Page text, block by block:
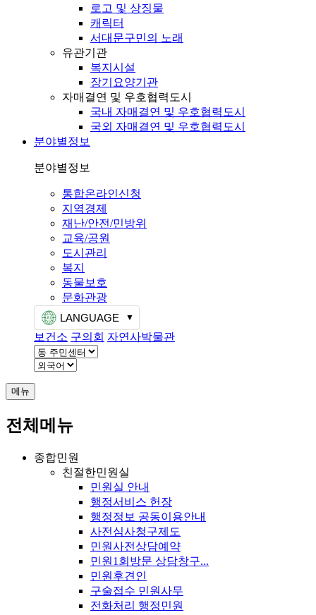
로고 및 상징물
캐릭터
서대문구민의 노래
유관기관
복지시설
장기요양기관
자매결연 및 우호협력도시
국내 자매결연 및 우호협력도시
국외 자매결연 및 우호협력도시
분야별정보
분야별정보
통합온라인신청
지역경제
재난/안전/민방위
교육/공원
도시관리
복지
동물보호
문화관광
LANGUAGE
보건소 구의회 자연사박물관
메뉴
전체메뉴
종합민원
친절한민원실
민원실 안내
행정서비스 헌장
행정정보 공동이용안내
사전심사청구제도
민원사전상담예약
민원1회방문 상담창구...
민원후견인
구술접수 민원사무
전화처리 행정민원